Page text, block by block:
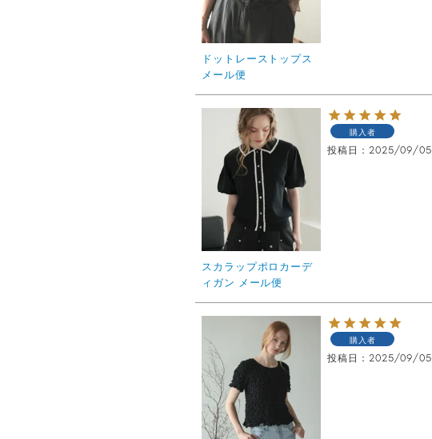
ドットレーストップス
メール便
スカラップポロカーデ
ィガン メール便
購入者
投稿日 2025/09/05
購入者
投稿日 2025/09/05